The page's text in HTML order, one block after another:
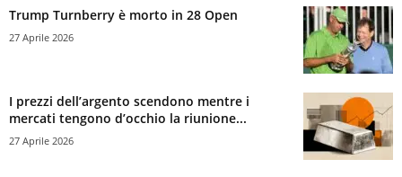
Trump Turnberry è morto in 28 Open
27 Aprile 2026
I prezzi dell’argento scendono mentre i
mercati tengono d’occhio la riunione...
27 Aprile 2026